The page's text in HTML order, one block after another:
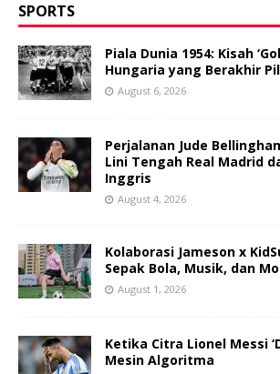
SPORTS
Piala Dunia 1954: Kisah
Hungaria yang Berakhir
August 6, 2026
Perjalanan Jude
Lini Tengah Real Madrid
Inggris
August 4, 2026
Kolaborasi Jameson x
Sepak Bola, Musik, dan
August 1, 2026
Ketika Citra Lionel Messi
Mesin Algoritma